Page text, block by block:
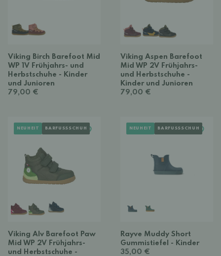
Viking Birch Barefoot Mid
WP 1V Frühjahrs- und
Herbstschuhe - Kinder
und Junioren
79,00 €
Viking Aspen Barefoot
Mid WP 2V Frühjahrs-
und Herbstschuhe -
Kinder und Junioren
79,00 €
NEUHEIT BARFUSSSCHUH
Viking Alv Barefoot Paw
Mid WP 2V Frühjahrs-
und Herbstschuhe -
NEUHEIT BARFUSSSCHUH
Rayve Muddy Short
Gummistiefel - Kinder
35,00 €